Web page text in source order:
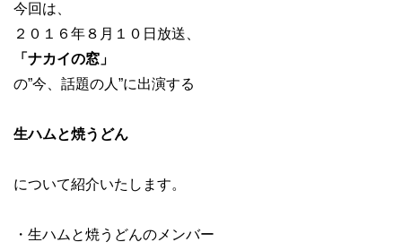
今回は、
２０１６年８月１０日放送、
「ナカイの窓」
の”今、話題の人”に出演する
生ハムと焼うどん
について紹介いたします。
・生ハムと焼うどんのメンバー